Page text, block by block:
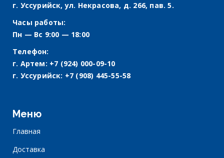
г. Уссурийск, ул. Некрасова, д. 266, пав. 5.
Часы работы:
Пн — Вс 9:00 — 18:00
Телефон:
г. Артем: +7 (924) 000-09-10
г. Уссурийск: +7 (908) 445-55-58
Меню
Главная
Доставка